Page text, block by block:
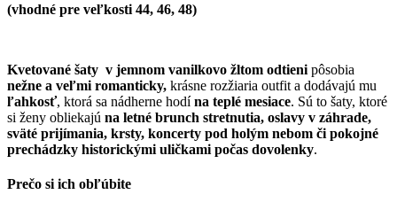
(vhodné pre veľkosti 44, 46, 48)
Kvetované šaty v jemnom vanilkovo žltom odtieni pôsobia
nežne a veľmi romanticky, krásne rozžiaria outfit a dodávajú mu
ľahkosť, ktorá sa nádherne hodína teplé mesiace. Sú to šaty, ktoré
si ženy obliekajú na letné brunch stretnutia, oslavy v záhrade,
sväté prijímania, krsty, koncerty pod holým nebom či pokojné
prechádzky historickými uličkami počas dovolenky.
Prečo si ich obľúbite